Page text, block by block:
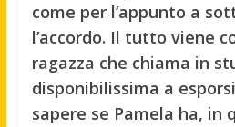
come per l’appunto a
l’accordo. Il tutto viene
ragazza che chiama in
disponibilissima a
sapere se Pamela ha, in